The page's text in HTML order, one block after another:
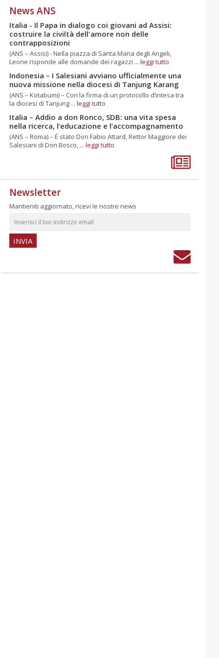
News ANS
Italia - Il Papa in dialogo coi giovani ad Assisi:
costruire la civiltà dell'amore non delle
contrapposizioni
(ANS – Assisi) - Nella piazza di Santa Maria degli Angeli,
Leone risponde alle domande dei ragazzi ... leggi tutto
Indonesia – I Salesiani avviano ufficialmente una
nuova missione nella diocesi di Tanjung Karang
(ANS – Kotabumi) – Con la firma di un protocollo d’intesa tra
la diocesi di Tanjung ... leggi tutto
Italia – Addio a don Ronco, SDB: una vita spesa
nella ricerca, l’educazione e l’accompagnamento
(ANS – Roma) – È stato Don Fabio Attard, Rettor Maggiore dei
Salesiani di Don Bosco, ... leggi tutto
Newsletter
Mantieniti aggiornato, ricevi le nostre news